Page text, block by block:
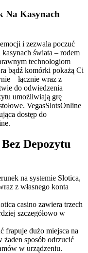
Na Kasynach
i zezwala poczuć
świata – rodem
technologiom
bądź komórki pokażą Ci
– łącznie wraz z
do odwiedzenia
umożliwiają grę
VegasSlotsOnline
dostęp do
Depozytu
na systemie Slotica,
z własnego konta
casino zawiera trzech
szczegółowo w
frapuje dużo miejsca na
żaden sposób odrzucić
w urządzeniu.